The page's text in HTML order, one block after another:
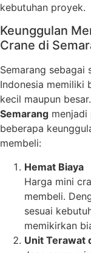
kebutuhan proyek.
Keunggulan
Crane di
Semarang sebagai
Indonesia memiliki
kecil maupun
Semarang menjadi
beberapa
membeli:
Hemat Biaya
Harga mini
membeli.
sesuai
memikirkan
Unit Terawat